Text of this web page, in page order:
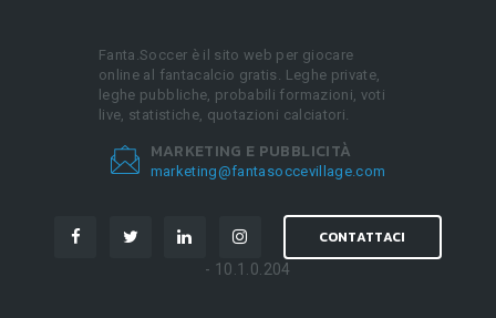
Fanta.Soccer è il sito web per giocare
online al fantacalcio gratis. Leghe private,
leghe pubbliche, probabili formazioni, voti
live, statistiche, quotazioni calciatori.
MARKETING E PUBBLICITÀ
marketing@fantasoccevillage.com
CONTATTACI
- 10.1.0.204